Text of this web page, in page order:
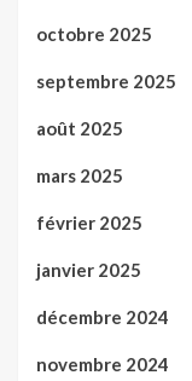
octobre 2025
septembre 2025
août 2025
mars 2025
février 2025
janvier 2025
décembre 2024
novembre 2024